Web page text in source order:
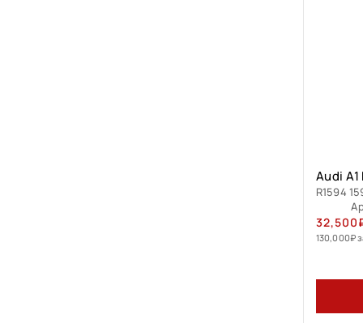
Audi A1
R1594
32,500
130,000₽